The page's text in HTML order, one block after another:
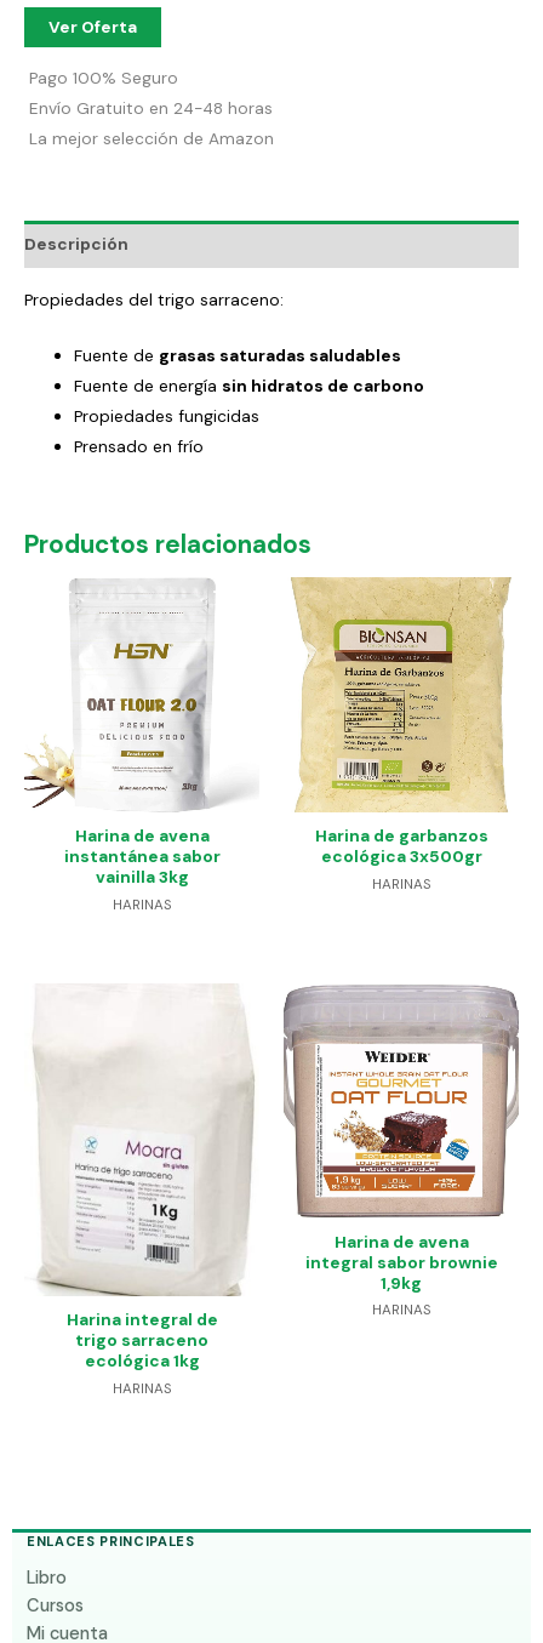
Ver Oferta
Pago 100% Seguro
Envío Gratuito en 24-48 horas
La mejor selección de Amazon
Descripción
Propiedades del trigo sarraceno:
Fuente de grasas saturadas saludables
Fuente de energía sin hidratos de carbono
Propiedades fungicidas
Prensado en frío
Productos relacionados
Harina de avena
instantánea sabor
vainilla 3kg
HARINAS
Harina de garbanzos
ecológica 3x500gr
HARINAS
Harina integral de
trigo sarraceno
ecológica 1kg
HARINAS
Harina de avena
integral sabor brownie
1,9kg
HARINAS
ENLACES PRINCIPALES
Libro
Cursos
Mi cuenta